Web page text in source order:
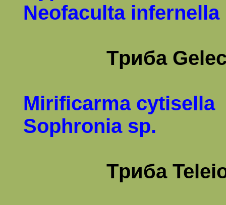
Neofaculta infernella
Триба
Mirificarma cytisella
Sophroniasp.
Триба